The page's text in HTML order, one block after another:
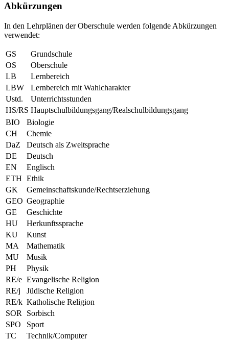
Abkürzungen
In den Lehrplänen der Oberschule werden folgende Abkürzungen
verwendet:
GS
Grundschule
OS
Oberschule
LB
Lernbereich
LBW
Lernbereich mit Wahlcharakter
Ustd.
Unterrichtsstunden
HS/RS Hauptschulbildungsgang/Realschulbildungsgang
BIO
Biologie
CH
Chemie
DaZ
Deutsch als Zweitsprache
DE
Deutsch
EN
Englisch
ETH Ethik
GK
Gemeinschaftskunde/Rechtserziehung
GEO Geographie
GE
Geschichte
HU
Herkunftssprache
KU
Kunst
MA
Mathematik
MU
Musik
PH
Physik
RE/e Evangelische Religion
RE/j
Jüdische Religion
RE/k Katholische Religion
SOR
Sorbisch
SPO
Sport
TC
Technik/Computer